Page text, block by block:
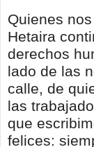
Quienes
Hetaira
derechos
lado de las
calle, de
las
que
felices: